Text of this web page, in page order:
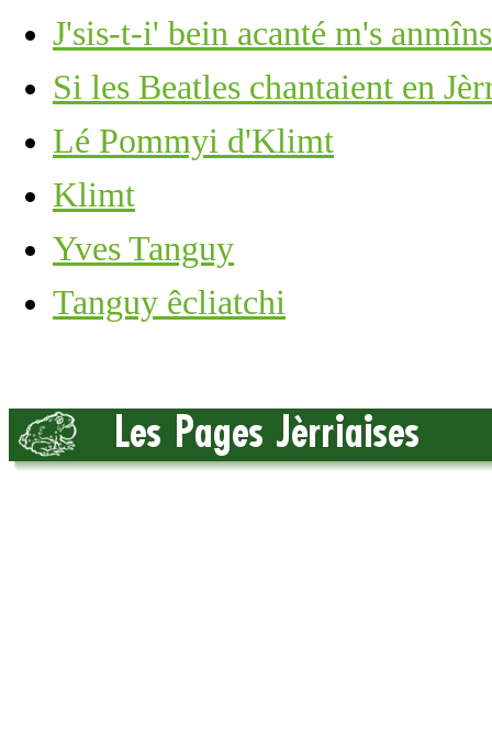
J'sis-t-i' bein acanté m's anmîns
Si les Beatles chantaient en
Lé Pommyi d'Klimt
Klimt
Yves Tanguy
Tanguy êcliatchi